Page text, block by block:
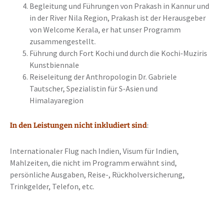
Begleitung und Führungen von Prakash in Kannur und
in der River Nila Region, Prakash ist der Herausgeber
von Welcome Kerala, er hat unser Programm
zusammengestellt.
Führung durch Fort Kochi und durch die Kochi-Muziris
Kunstbiennale
Reiseleitung der Anthropologin Dr. Gabriele
Tautscher, Spezialistin für S-Asien und
Himalayaregion
In den Leistungen nicht inkludiert sind:
Internationaler Flug nach Indien, Visum für Indien,
Mahlzeiten, die nicht im Programm erwähnt sind,
persönliche Ausgaben, Reise-, Rückholversicherung,
Trinkgelder, Telefon, etc.